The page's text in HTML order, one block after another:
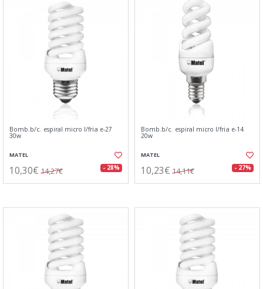
Bomb.b/c. espiral micro l/fria e-27
30w
MATEL
10,30€ 14,27€ - 28%
Bomb.b/c. espiral micro l/fria e-14
20w
MATEL
10,23€ 14,11€ - 27%